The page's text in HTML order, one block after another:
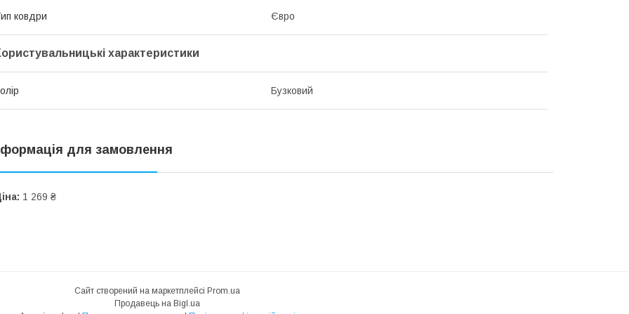
ковдри Євро
характеристики
Бузковий
для замовлення
1 269 ₴
Сайт створений на маркетплейсі Prom.ua
Продавець на Bigl.ua